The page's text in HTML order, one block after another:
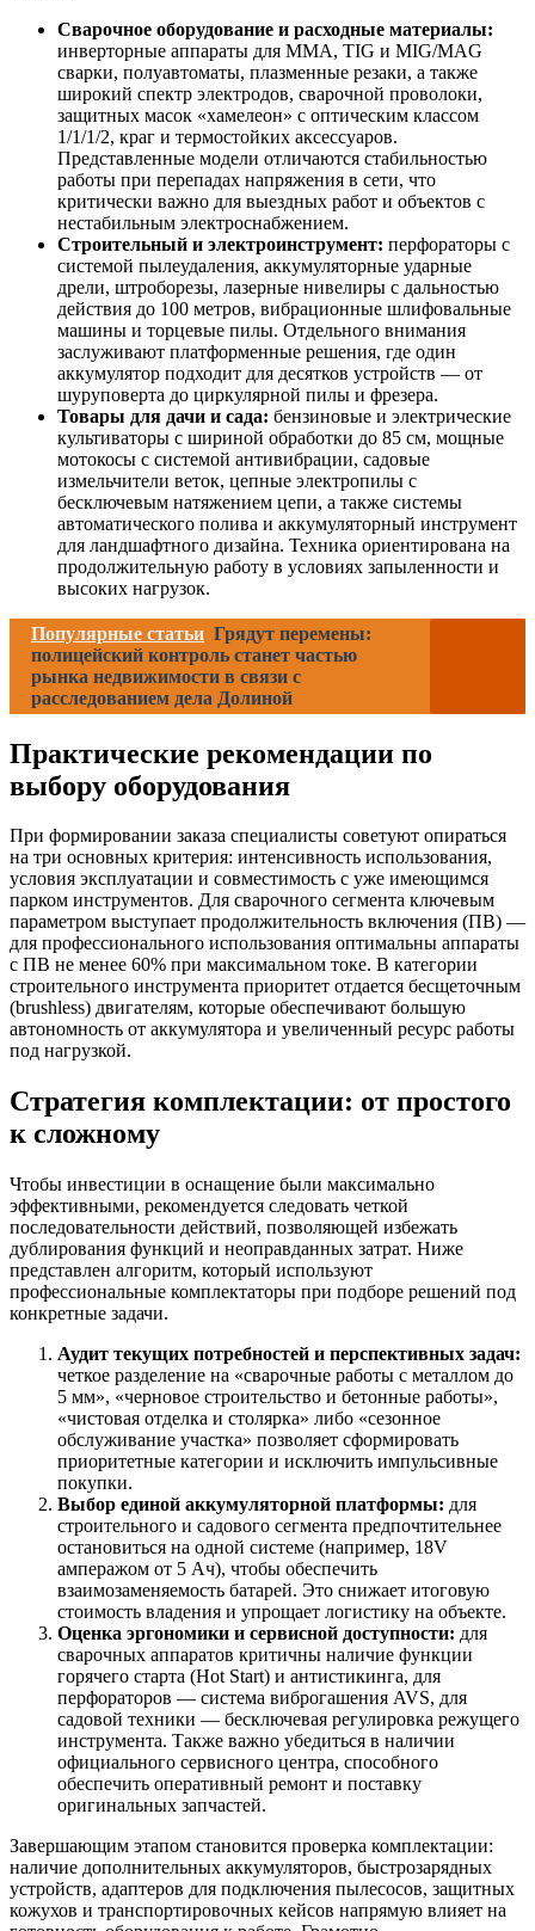
Сварочное оборудование и расходные материалы:
инверторные аппараты для MMA, TIG и MIG/MAG
сварки, полуавтоматы, плазменные резаки, а также
широкий спектр электродов, сварочной проволоки,
защитных масок «хамелеон» с оптическим классом
1/1/1/2, краг и термостойких аксессуаров.
Представленные модели отличаются стабильностью
работы при перепадах напряжения в сети, что
критически важно для выездных работ и объектов с
нестабильным электроснабжением.
Строительный и электроинструмент: перфораторы с
системой пылеудаления, аккумуляторные ударные
дрели, штроборезы, лазерные нивелиры с дальностью
действия до 100 метров, вибрационные шлифовальные
машины и торцевые пилы. Отдельного внимания
заслуживают платформенные решения, где один
аккумулятор подходит для десятков устройств — от
шуруповерта до циркулярной пилы и фрезера.
Товары для дачи и сада: бензиновые и электрические
культиваторы с шириной обработки до 85 см, мощные
мотокосы с системой антивибрации, садовые
измельчители веток, цепные электропилы с
бесключевым натяжением цепи, а также системы
автоматического полива и аккумуляторный инструмент
для ландшафтного дизайна. Техника ориентирована на
продолжительную работу в условиях запыленности и
высоких нагрузок.
Популярные статьи Грядут перемены:
полицейский контроль станет частью
рынка недвижимости в связи с
расследованием дела Долиной
Практические рекомендации по
выбору оборудования
При формировании заказа специалисты советуют опираться
на три основных критерия: интенсивность использования,
условия эксплуатации и совместимость с уже имеющимся
парком инструментов. Для сварочного сегмента ключевым
параметром выступает продолжительность включения (ПВ) —
для профессионального использования оптимальны аппараты
с ПВ не менее 60% при максимальном токе. В категории
строительного инструмента приоритет отдается бесщеточным
(brushless) двигателям, которые обеспечивают большую
автономность от аккумулятора и увеличенный ресурс работы
под нагрузкой.
Стратегия комплектации: от простого
к сложному
Чтобы инвестиции в оснащение были максимально
эффективными, рекомендуется следовать четкой
последовательности действий, позволяющей избежать
дублирования функций и неоправданных затрат. Ниже
представлен алгоритм, который используют
профессиональные комплектаторы при подборе решений под
конкретные задачи.
Аудит текущих потребностей и перспективных задач:
четкое разделение на «сварочные работы с металлом до
5 мм», «черновое строительство и бетонные работы»,
«чистовая отделка и столярка» либо «сезонное
обслуживание участка» позволяет сформировать
приоритетные категории и исключить импульсивные
покупки.
Выбор единой аккумуляторной платформы: для
строительного и садового сегмента предпочтительнее
остановиться на одной системе (например, 18V
амперажом от 5 Ач), чтобы обеспечить
взаимозаменяемость батарей. Это снижает итоговую
стоимость владения и упрощает логистику на объекте.
Оценка эргономики и сервисной доступности: для
сварочных аппаратов критичны наличие функции
горячего старта (Hot Start) и антистикинга, для
перфораторов — система виброгашения AVS, для
садовой техники — бесключевая регулировка режущего
инструмента. Также важно убедиться в наличии
официального сервисного центра, способного
обеспечить оперативный ремонт и поставку
оригинальных запчастей.
Завершающим этапом становится проверка комплектации:
наличие дополнительных аккумуляторов, быстрозарядных
устройств, адаптеров для подключения пылесосов, защитных
кожухов и транспортировочных кейсов напрямую влияет на